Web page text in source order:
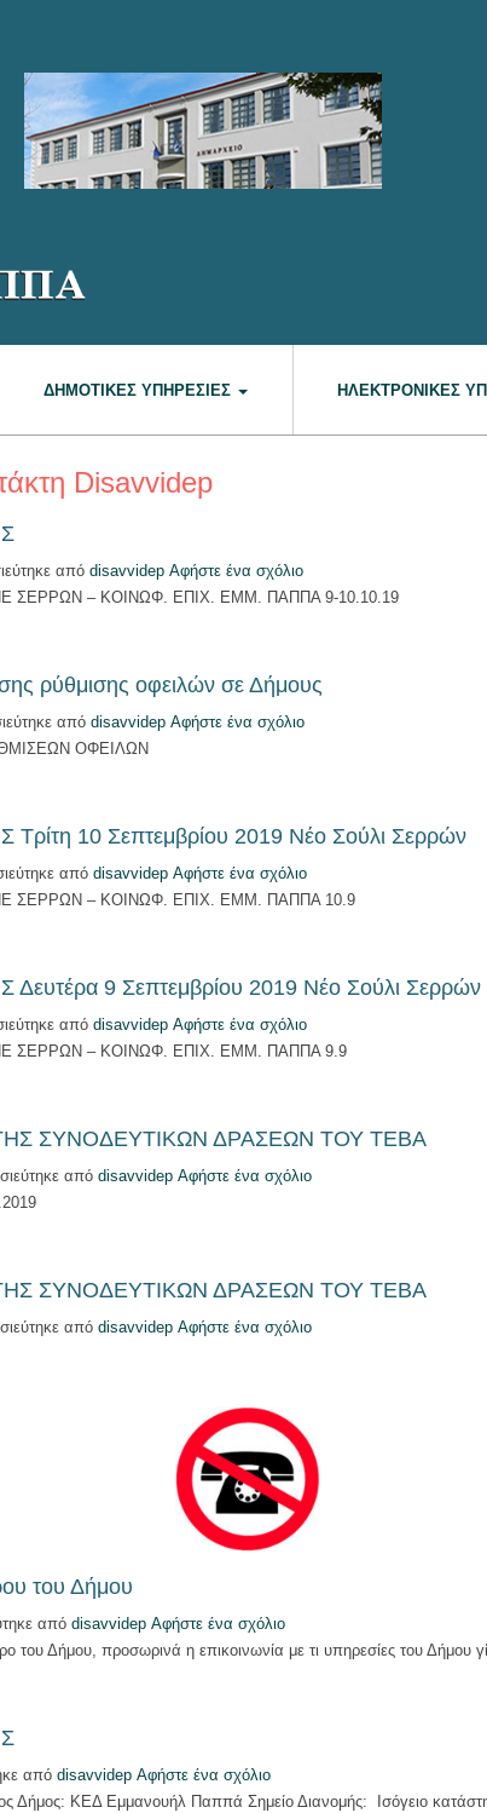
ΔΗΜΟΤΙΚΈΣ ΥΠΗΡΕΣΊΕΣ ΗΛΕΚΤΡΟΝΙΚΈΣ
Disavvidep
απόdisavvidep Αφήστε ένα σχόλιο
– ΚΟΙΝΩΦ. ΕΠΙΧ. ΕΜΜ. ΠΑΠΠΑ 9-10.10.19
ρύθμισης οφειλών σε Δήμους
απόdisavvidep Αφήστε ένα σχόλιο
ΟΦΕΙΛΩΝ
10 Σεπτεμβρίου 2019 Νέο Σούλι Σερρών
απόdisavvidep Αφήστε ένα σχόλιο
– ΚΟΙΝΩΦ. ΕΠΙΧ. ΕΜΜ. ΠΑΠΠΑ 10.9
9 Σεπτεμβρίου 2019 Νέο Σούλι Σερρών
απόdisavvidep Αφήστε ένα σχόλιο
– ΚΟΙΝΩΦ. ΕΠΙΧ. ΕΜΜ. ΠΑΠΠΑ 9.9
ΣΥΝΟΔΕΥΤΙΚΩΝ ΔΡΑΣΕΩΝ ΤΟΥ ΤΕΒΑ
απόdisavvidep Αφήστε ένα σχόλιο
ΣΥΝΟΔΕΥΤΙΚΩΝ ΔΡΑΣΕΩΝ ΤΟΥ ΤΕΒΑ
απόdisavvidep Αφήστε ένα σχόλιο
του Δήμου
απόdisavvidep Αφήστε ένα σχόλιο
του Δήμου, προσωρινά η επικοινωνία με τι υπηρεσίες του Δήμου
απόdisavvidep Αφήστε ένα σχόλιο
ΚΕΔ Εμμανουήλ Παππά Σημείο Διανομής: Ισόγειο